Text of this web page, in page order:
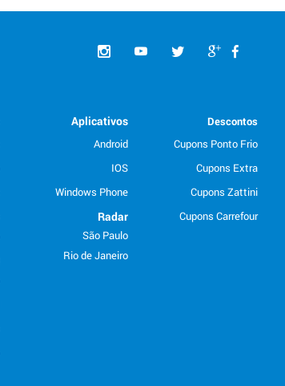
Descontos
Cupons Ponto Frio
Cupons Extra
Cupons Zattini
Cupons Carrefour
Aplicativos
Android
IOS
Windows Phone
Radar
São Paulo
Rio de Janeiro